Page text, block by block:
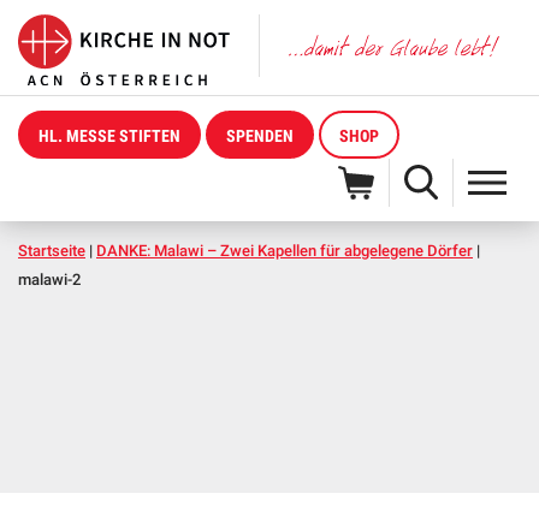
HL. MESSE STIFTEN SPENDEN SHOP
Startseite | DANKE: Malawi – Zwei Kapellen für abgelegene Dörfer |
malawi-2